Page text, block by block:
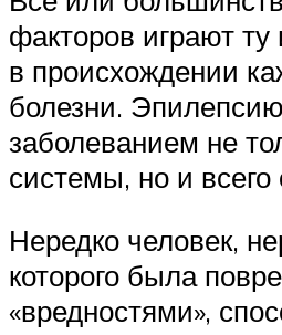
факторов играют
в происхождении
болезни.
заболеванием не
системы, но и всего
Нередко человек,
которого была
«вредностями»,